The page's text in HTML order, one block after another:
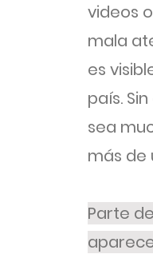
videos
mala
es
país.
sea
más de
Parte